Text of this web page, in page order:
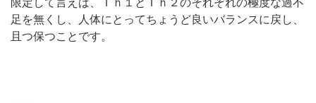
限定して言えば、Ｔｈ１とＴｈ２のそれぞれの極度な過不
足を無くし、人体にとってちょうど良いバランスに戻し、
且つ保つことです。